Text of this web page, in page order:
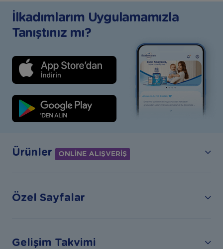
İlkadımlarım Uygulamamızla
Tanıştınız mı?
Ürünler ONLİNE ALIŞVERİŞ
Özel Sayfalar
Gelişim Takvimi